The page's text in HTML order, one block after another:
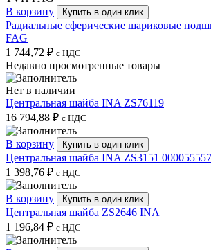
В корзину Купить в один клик
Радиальные сферические шариковые
FAG
1 744,72 ₽ с НДС
Недавно просмотренные товары
Нет в наличии
Центральная шайба INA ZS76119
16 794,88 ₽ с НДС
В корзину Купить в один клик
Центральная шайба INA ZS3151
1 398,76 ₽ с НДС
В корзину Купить в один клик
Центральная шайба ZS2646 INA
1 196,84 ₽ с НДС